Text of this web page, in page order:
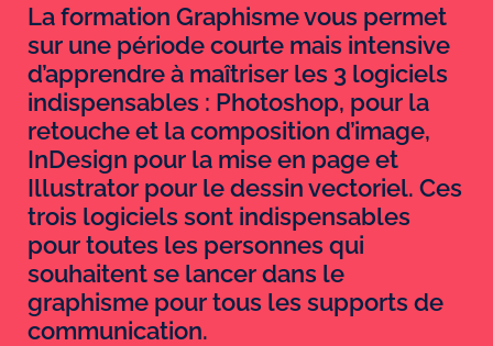
La formation Graphisme vous permet
sur une période courte mais intensive
d’apprendre à maîtriser les 3 logiciels
indispensables : Photoshop, pour la
retouche et la composition d’image,
InDesign pour la mise en page et
Illustrator pour le dessin vectoriel. Ces
trois logiciels sont indispensables
pour toutes les personnes qui
souhaitent se lancer dans le
graphisme pour tous les supports de
communication.